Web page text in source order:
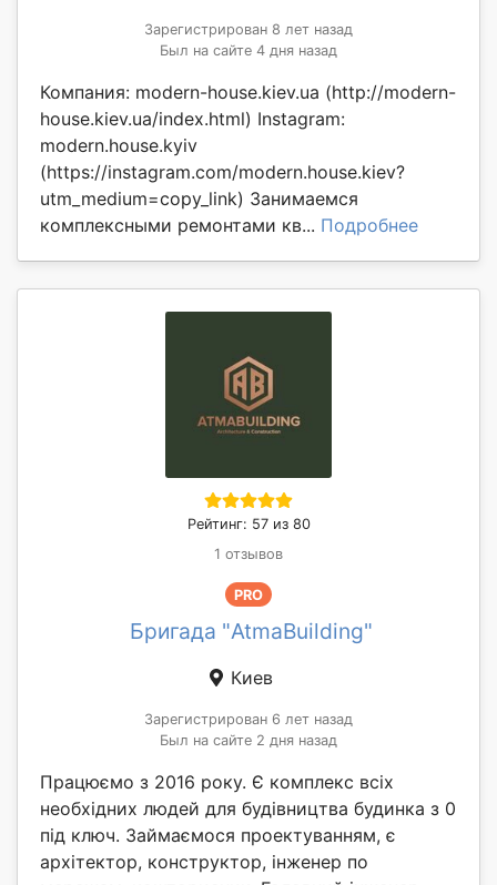
Зарегистрирован 8 лет назад
Был на сайте 4 дня назад
Компания: modern-house.kiev.ua (http://modern-
house.kiev.ua/index.html) Instagram:
modern.house.kyiv
(https://instagram.com/modern.house.kiev?
utm_medium=copy_link) Занимаемся
комплексными ремонтами кв... Подробнее
Рейтинг: 57 из 80
1 отзывов
PRO
Бригада "AtmaBuilding"
Киев
Зарегистрирован 6 лет назад
Был на сайте 2 дня назад
Працюємо з 2016 року. Є комплекс всіх
необхідних людей для будівництва будинка з 0
під ключ. Займаємося проектуванням, є
архітектор, конструктор, інженер по